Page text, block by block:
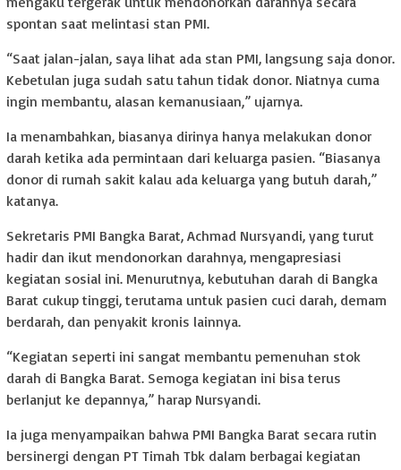
spontan saat melintasi stan PMI.
“Saat jalan-jalan, saya lihat ada stan PMI, langsung saja donor.
Kebetulan juga sudah satu tahun tidak donor. Niatnya cuma
ingin membantu, alasan kemanusiaan,” ujarnya.
Ia menambahkan, biasanya dirinya hanya melakukan donor
darah ketika ada permintaan dari keluarga pasien. “Biasanya
donor di rumah sakit kalau ada keluarga yang butuh darah,”
katanya.
Sekretaris PMI Bangka Barat, Achmad Nursyandi, yang turut
hadir dan ikut mendonorkan darahnya, mengapresiasi
kegiatan sosial ini. Menurutnya, kebutuhan darah di Bangka
Barat cukup tinggi, terutama untuk pasien cuci darah, demam
berdarah, dan penyakit kronis lainnya.
“Kegiatan seperti ini sangat membantu pemenuhan stok
darah di Bangka Barat. Semoga kegiatan ini bisa terus
berlanjut ke depannya,” harap Nursyandi.
Ia juga menyampaikan bahwa PMI Bangka Barat secara rutin
bersinergi dengan PT Timah Tbk dalam berbagai kegiatan